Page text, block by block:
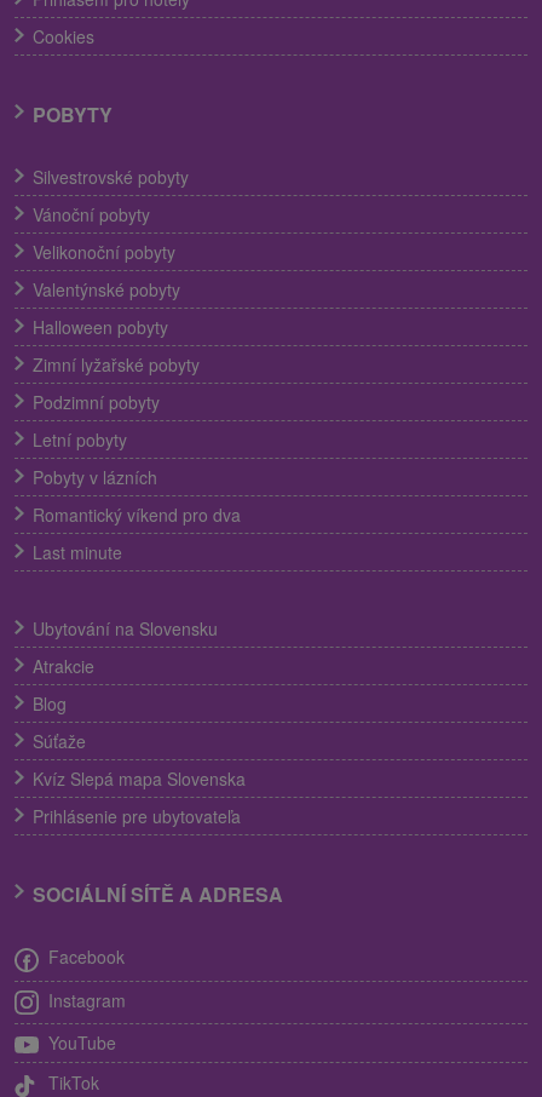
Cookies
POBYTY
Silvestrovské pobyty
Vánoční pobyty
Velikonoční pobyty
Valentýnské pobyty
Halloween pobyty
Zimní lyžařské pobyty
Podzimní pobyty
Letní pobyty
Pobyty v lázních
Romantický víkend pro dva
Last minute
Ubytování na Slovensku
Atrakcie
Blog
Súťaže
Kvíz Slepá mapa Slovenska
Prihlásenie pre ubytovateľa
SOCIÁLNÍ SÍTĚ A ADRESA
Facebook
Instagram
YouTube
TikTok